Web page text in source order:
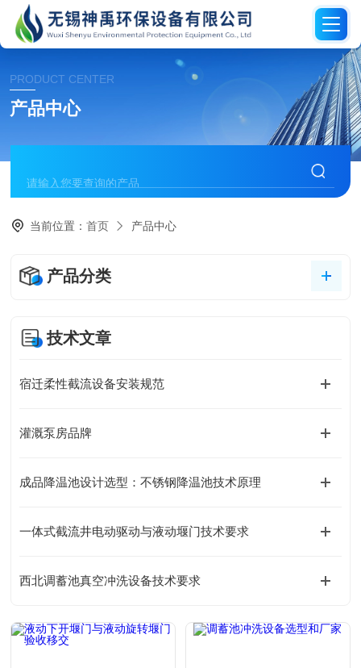
PRODUCT CENTER
产品中心
当前位置：首页 产品中心
产品分类
技术文章
宿迁柔性截流设备安装规范
灌溉泵房品牌
成品降温池设计选型：不锈钢降温池技术原理
一体式截流井电动驱动与液动堰门技术要求
西北调蓄池真空冲洗设备技术要求